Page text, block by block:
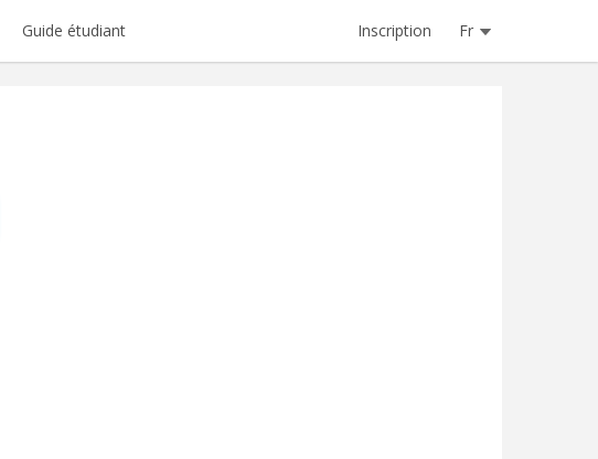
Guide étudiant Inscription Fr